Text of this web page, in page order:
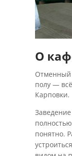
О
Отменный
полу —
Карповки.
понятно.